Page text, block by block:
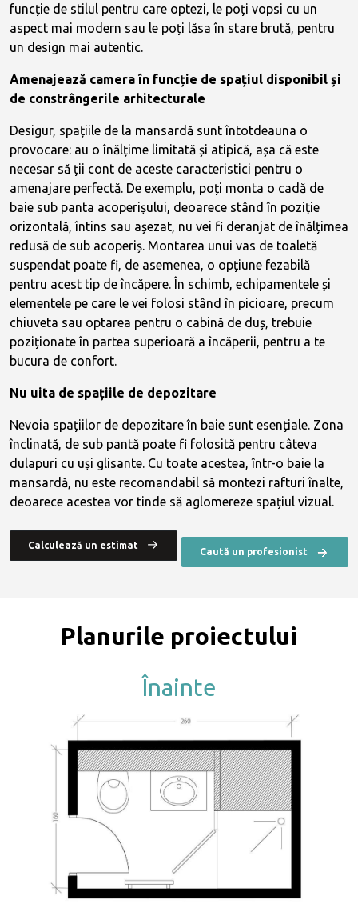
funcție de stilul pentru care optezi, le poți vopsi cu un
aspect mai modern sau le poți lăsa în stare brută, pentru
un design mai autentic.
Amenajează camera în funcție de spațiul disponibil și
de constrângerile arhitecturale
Desigur, spațiile de la mansardă sunt întotdeauna o
provocare: au o înălțime limitată și atipică, așa că este
necesar să ții cont de aceste caracteristici pentru o
amenajare perfectă. De exemplu, poți monta o cadă de
baie sub panta acoperișului, deoarece stând în poziție
orizontală, întins sau așezat, nu vei fi deranjat de înălțimea
redusă de sub acoperiș. Montarea unui vas de toaletă
suspendat poate fi, de asemenea, o opțiune fezabilă
pentru acest tip de încăpere. În schimb, echipamentele și
elementele pe care le vei folosi stând în picioare, precum
chiuveta sau optarea pentru o cabină de duș, trebuie
poziționate în partea superioară a încăperii, pentru a te
bucura de confort.
Nu uita de spațiile de depozitare
Nevoia spațiilor de depozitareîn baie sunt esențiale. Zona
înclinată, de sub pantă poate fi folosită pentru câteva
dulapuri cu uși glisante. Cu toate acestea, într-o baie la
mansardă, nu este recomandabil să montezi rafturi înalte,
deoarece acestea vor tinde să aglomereze spațiul vizual.
Calculează un estimat
Caută un profesionist
Planurile proiectului
Înainte